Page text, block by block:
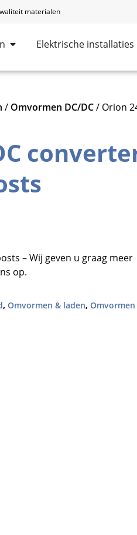
materialen
Elektrische installaties
/ Omvormen DC/DC/ Orion
– Wij geven u graag meer
op.
, Omvormen & laden, Omvormen